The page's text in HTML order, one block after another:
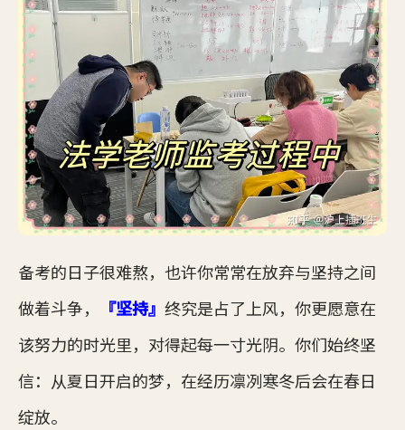
备考的日子很难熬，也许你常常在放弃与坚持之间
做着斗争，
『坚持』 终究是占了上风，你更愿意在
该努力的时光里，对得起每一寸光阴。你们始终坚
信：从夏日开启的梦，在经历凛冽寒冬后会在春日
绽放。